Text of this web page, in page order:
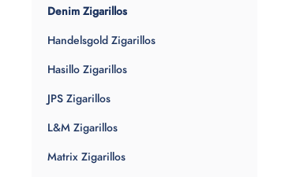
Denim Zigarillos
Handelsgold Zigarillos
Hasillo Zigarillos
JPS Zigarillos
L&M Zigarillos
Matrix Zigarillos